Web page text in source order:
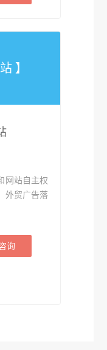
】
网站自主权
外贸广告落
询